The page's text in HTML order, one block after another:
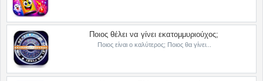
Ποιος θέλει να γίνει εκατομμυριούχος;
Ποιος είναι ο καλύτερος; Ποιος θα γίνει...